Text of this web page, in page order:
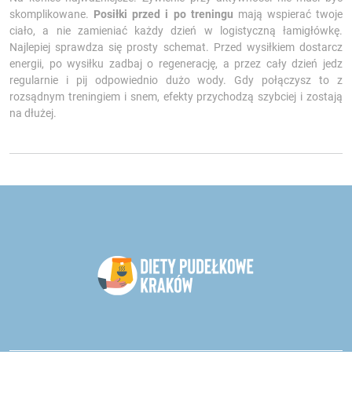
skomplikowane. Posiłki przed i po treningu mają wspierać twoje
ciało, a nie zamieniać każdy dzień w logistyczną łamigłówkę.
Najlepiej sprawdza się prosty schemat. Przed wysiłkiem dostarcz
energii, po wysiłku zadbaj o regenerację, a przez cały dzień jedz
regularnie i pij odpowiednio dużo wody. Gdy połączysz to z
rozsądnym treningiem i snem, efekty przychodzą szybciej i zostają
na dłużej.